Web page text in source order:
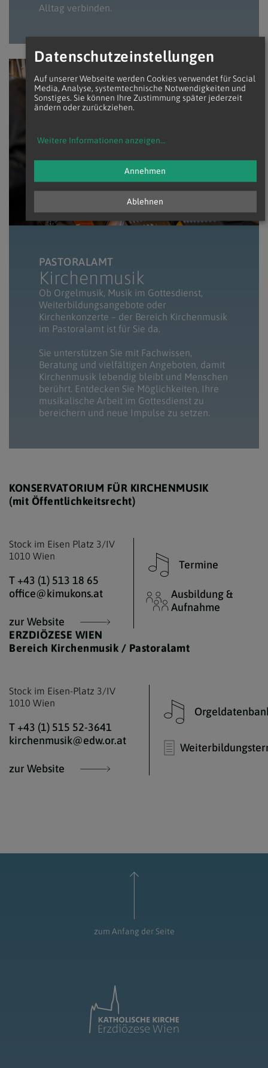
Alltag verbinden.
PASTORALAMT
Kirchenmusik
Ob Orgelmusik, Musik im Gottesdienst,
Weiterbildungsangebote oder
Kirchenkonzerte – der Bereich Kirchenmusik
im Pastoralamt ist für Sie da.
Sie unterstützen Sie mit Fachwissen,
Beratung und vielfältigen Angeboten, damit
Kirchenmusik lebendig bleibt und Menschen
berührt. Entdecken Sie Möglichkeiten, Ihre
musikalische Arbeit im Gottesdienst zu
bereichern und neue Impulse zu setzen.
KONSERVATORIUM FÜR KIRCHENMUSIK
(mit Öffentlichkeitsrecht)
Stock im Eisen Platz 3/IV
1010 Wien
T +43 (1) 513 18 65
office@kimukons.at
zur Website
Termine
Ausbildung &
Aufnahme
ERZDIÖZESE WIEN
Bereich Kirchenmusik / Pastoralamt
Stock im Eisen-Platz 3/IV
1010 Wien
T +43 (1) 515 52-3641
kirchenmusik@edw.or.at
zur Website
zum Anfang der Seite
Datenschutzeinstellungen
Auf unserer Webseite werden Cookies verwendet für Social
Media, Analyse, systemtechnische Notwendigkeiten und
Sonstiges. Sie können Ihre Zustimmung später jederzeit
ändern oder zurückziehen.
Weitere Informationen anzeigen...
Ablehnen
Annehmen